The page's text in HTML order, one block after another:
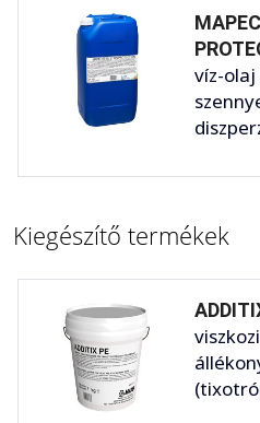
víz-
Kiegészítő termékek